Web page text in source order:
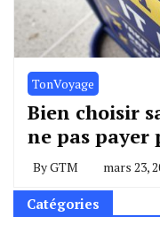
TonVoyage
Bien choisir
ne pas payer
ByGTM mars 23,
Catégories